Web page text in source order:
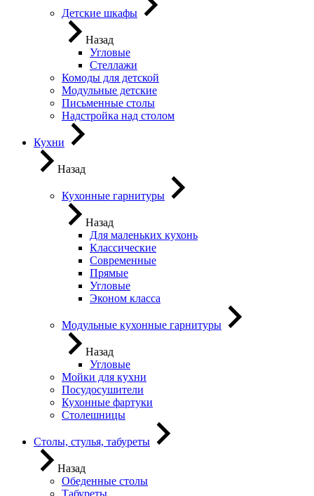
Детские шкафы
Назад
Угловые
Стеллажи
Комоды для детской
Модульные детские
Письменные столы
Надстройка над столом
Кухни
Назад
Кухонные гарнитуры
Назад
Для маленьких кухонь
Классические
Современные
Прямые
Угловые
Эконом класса
Модульные кухонные гарнитуры
Назад
Угловые
Мойки для кухни
Посудосушители
Кухонные фартуки
Столешницы
Столы, стулья, табуреты
Назад
Обеденные столы
Табуреты